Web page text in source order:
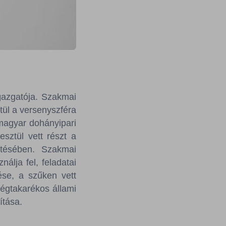
Szakmai
a versenyszféra
dohányipari
vett részt a
Szakmai
fel, feladatai
a szűken vett
állami